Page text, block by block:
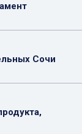
Сочи